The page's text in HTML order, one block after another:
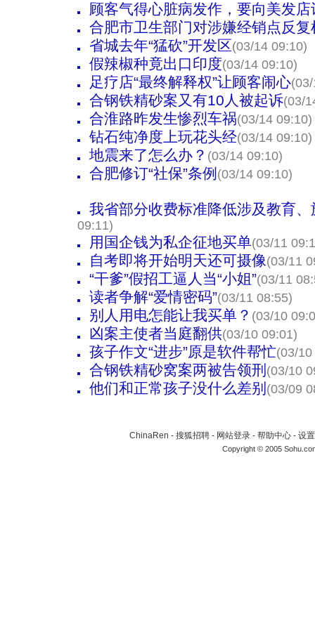
顾客气得心脏病发作，要向美发店
合肥市卫生部门对涉嫌经销点反复
省城去年“猛砍”开发区(03/14 09:10)
假辣椒种竟出口印度(03/14 09:10)
足疗店“最终解释权”让顾客闹心
合钢铁精砂案又有10人被起诉(03/
合淮路昨发生惨烈车祸(03/14 09:10)
钻石纯净度上玩花头经(03/14 09:10)
地震来了怎么办？ (03/14 09:10)
合肥修订“社保”条例 (03/14 09:10)
我省部分收费标准降低涉及教育
09:11)
用国企钱为私企征地买单(03/11
自考即将开始明天还可摄像(03/11
“干爹”假招工逼人当“小姐”(03/11
读者争解“爱情密码”(03/11 08:55)
别人用电怎能让我买单？ (03/10
凶案主使者当庭翻供(03/10 09:01)
孩子作文“进步”原是软件帮忙(03/
合钢铁精砂窝案两被告领刑 (03/10
他们和正常孩子没什么差别 (03/09
ChinaRen - 搜狐招聘 - 网站登录 - 帮助中心 - 设
Copyright © 2005